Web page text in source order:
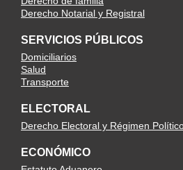
Derecho Notarial y Registral
SERVICIOS PÚBLICOS
Domiciliarios
Salud
Transporte
ELECTORAL
Derecho Electoral y Régimen
ECONÓMICO